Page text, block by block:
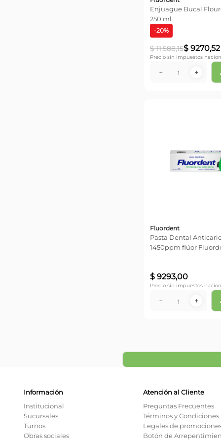
Enjuague Bucal
250 ml
-20%
$ 11.588,15$ 9270,52
Precio sin impuestos
＋
－
Fluordent
Pasta Dental
1450ppm flúor
$ 9293,00
Precio sin impuestos
＋
－
Información
Institucional
Sucursales
Turnos
Obras sociales
Atención al Cliente
Preguntas Frecuentes
Términos y Condiciones
Legales de
Botón de